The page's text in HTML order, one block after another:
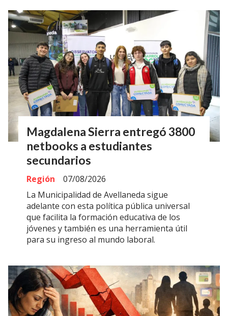
Magdalena Sierra entregó 3800
netbooks a estudiantes
secundarios
Región
07/08/2026
La Municipalidad de Avellaneda sigue
adelante con esta política pública universal
que facilita la formación educativa de los
jóvenes y también es una herramienta útil
para su ingreso al mundo laboral.